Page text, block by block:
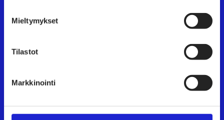
Mieltymykset
Tilastot
Markkinointi
Käyntiosoite: